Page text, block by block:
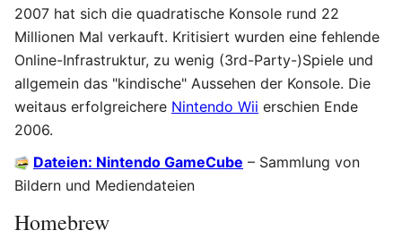
2007 hat sich die quadratische Konsole rund 22
Millionen Mal verkauft. Kritisiert wurden eine fehlende
Online-Infrastruktur, zu wenig (3rd-Party-)Spiele und
allgemein das "kindische" Aussehen der Konsole. Die
weitaus erfolgreichere Nintendo Wii erschien Ende
2006.
Dateien: Nintendo GameCube – Sammlung von
Bildern und Mediendateien
Homebrew